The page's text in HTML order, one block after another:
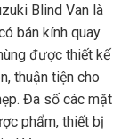
Blind Van là
bán kính quay
được thiết kế
thuận tiện cho
Đa số các mặt
phẩm, thiết bị